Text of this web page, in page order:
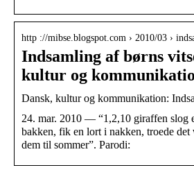
http ://mibse.blogspot.com › 2010/03 ›
Indsamling af børns
kultur og
Dansk, kultur og kommunikation:
24. mar. 2010 — “1,2,10 giraffen slog
bakken, fik en lort i nakken, troede det
dem til sommer”. Parodi: